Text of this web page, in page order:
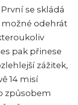
se skládá
možné odehrát
pak přinese
zážitek,
14 misí
způsobem